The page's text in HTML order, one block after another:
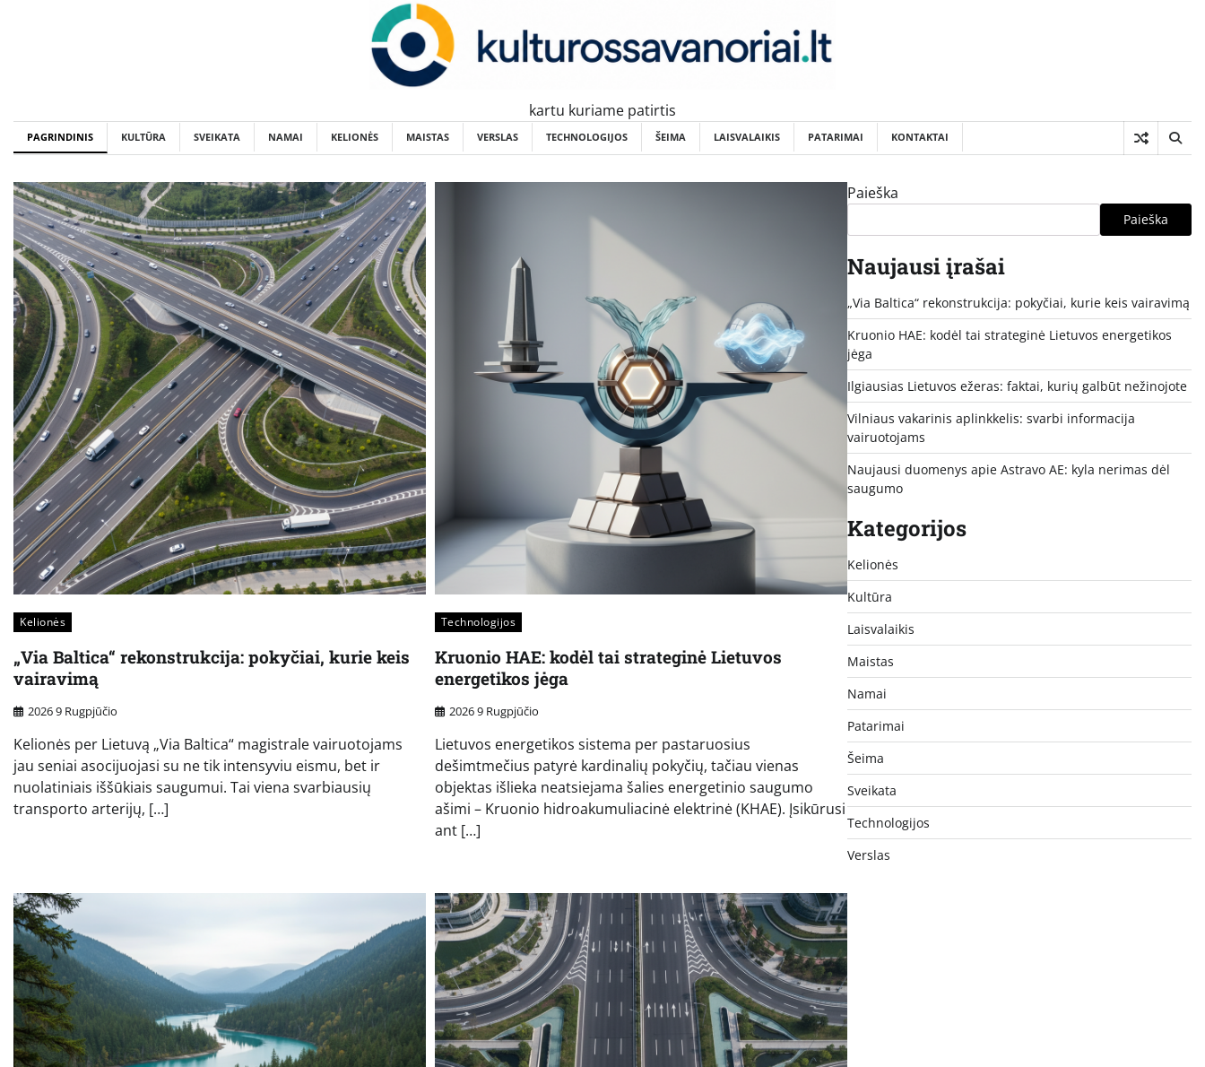
kartu kuriame patirtis
PAGRINDINIS KULTŪRA SVEIKATA NAMAI KELIONĖS MAISTAS VERSLAS TECHNOLOGIJOS ŠEIMA LAISVALAIKIS PATARIMAI KONTAKTAI
Kelionės
„Via Baltica“ rekonstrukcija: pokyčiai, kurie keis
vairavimą
2026 9 Rugpjūčio
Kelionės per Lietuvą „Via Baltica“ magistrale vairuotojams
jau seniai asocijuojasi su ne tik intensyviu eismu, bet ir
nuolatiniais iššūkiais saugumui. Tai viena svarbiausių
transporto arterijų, […]
Technologijos
Kruonio HAE: kodėl tai strateginė Lietuvos
energetikos jėga
2026 9 Rugpjūčio
Lietuvos energetikos sistema per pastaruosius
dešimtmečius patyrė kardinalių pokyčių, tačiau vienas
objektas išlieka neatsiejama šalies energetinio saugumo
ašimi – Kruonio hidroakumuliacinė elektrinė (KHAE). Įsikūrusi
ant […]
Paieška
Paieška
Naujausi įrašai
„Via Baltica“ rekonstrukcija: pokyčiai, kurie keis vairavimą
Kruonio HAE: kodėl tai strateginė Lietuvos energetikos
jėga
Ilgiausias Lietuvos ežeras: faktai, kurių galbūt nežinojote
Vilniaus vakarinis aplinkkelis: svarbi informacija
vairuotojams
Naujausi duomenys apie Astravo AE: kyla nerimas dėl
saugumo
Kategorijos
Kelionės
Kultūra
Laisvalaikis
Maistas
Namai
Patarimai
Šeima
Sveikata
Technologijos
Verslas